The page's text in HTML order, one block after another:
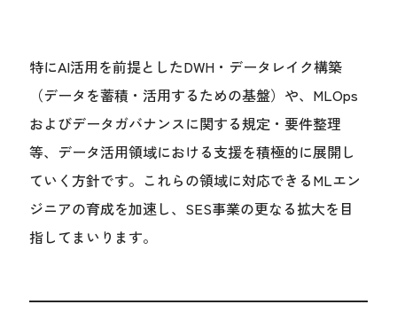
特にAI活用を前提としたDWH・データレイク構築
（データを蓄積・活用するための基盤）や、MLOps
およびデータガバナンスに関する規定・要件整理
等、データ活用領域における支援を積極的に展開し
ていく方針です。これらの領域に対応できるMLエン
ジニアの育成を加速し、SES事業の更なる拡大を目
指してまいります。